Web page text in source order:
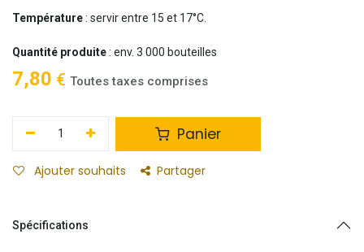
Température: servir entre 15 et 17°C.
Quantité produite: env. 3 000 bouteilles
7,80 € Toutes taxes comprises
Panier
Ajouter souhaits Partager
Spécifications